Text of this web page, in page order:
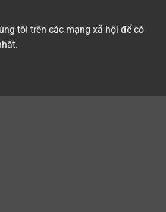
tôi trên các mạng xã hội để có